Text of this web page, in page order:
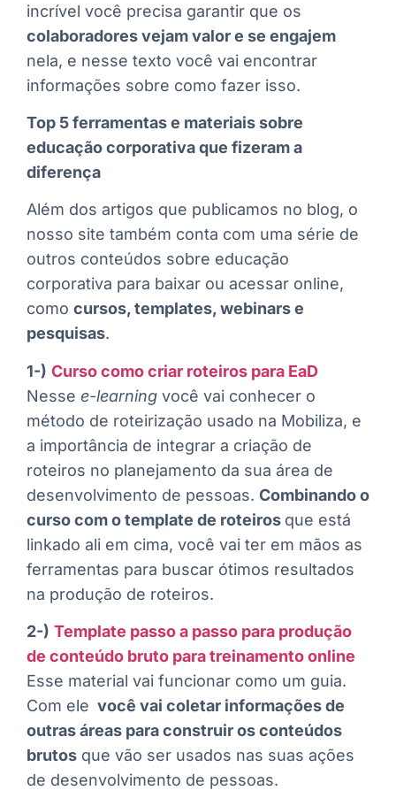
incrível você precisa garantir que os
colaboradores vejam valor e se engajem
nela, e nesse texto você vai encontrar
informações sobre como fazer isso.
Top 5 ferramentas e materiais sobre
educação corporativa que fizeram a
diferença
Além dos artigos que publicamos no blog, o
nosso site também conta com uma série de
outros conteúdos sobre educação
corporativa para baixar ou acessar online,
como cursos, templates, webinars e
pesquisas.
1-) Curso como criar roteiros para EaD
Nesse e-learning você vai conhecer o
método de roteirização usado na Mobiliza, e
a importância de integrar a criação de
roteiros no planejamento da sua área de
desenvolvimento de pessoas. Combinando o
curso com o template de roteiros que está
linkado ali em cima, você vai ter em mãos as
ferramentas para buscar ótimos resultados
na produção de roteiros.
2-) Template passo a passo para produção
de conteúdo bruto para treinamento online
Esse material vai funcionar como um guia.
Com ele você vai coletar informações de
outras áreas para construir os conteúdos
brutos que vão ser usados nas suas ações
de desenvolvimento de pessoas.